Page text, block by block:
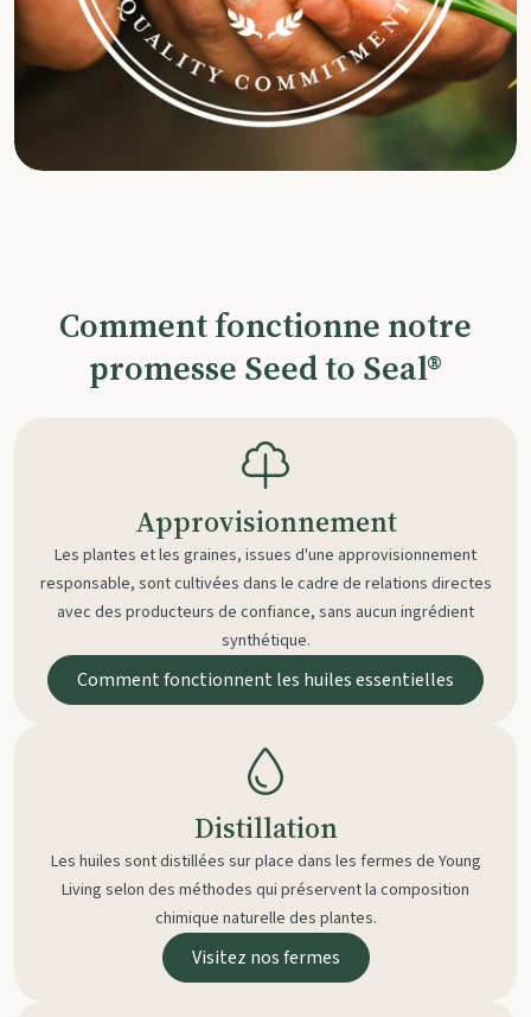
Comment fonctionne notre
promesse Seed to Seal®
Approvisionnement
Les plantes et les graines, issues d'une approvisionnement
responsable, sont cultivées dans le cadre de relations directes
avec des producteurs de confiance, sans aucun ingrédient
synthétique.
Comment fonctionnent les huiles essentielles
Distillation
Les huiles sont distillées sur place dans les fermes de Young
Living selon des méthodes qui préservent la composition
chimique naturelle des plantes.
Visitez nos fermes